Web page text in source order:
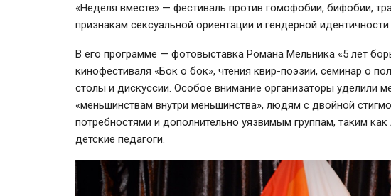
«Неделя вместе» — фестиваль против гомофобии, бифобии,
признакам сексуальной ориентации и гендерной идентичности.
В его программе — фотовыставка Романа Мельника «5 лет
кинофестиваля «Бок о бок», чтения квир-поэзии, семинар о
столы и дискуссии. Особое внимание организаторы уделили
«меньшинствам внутри меньшинства», людям с двойной
потребностями и дополнительно уязвимым группам, таким
детские педагоги.